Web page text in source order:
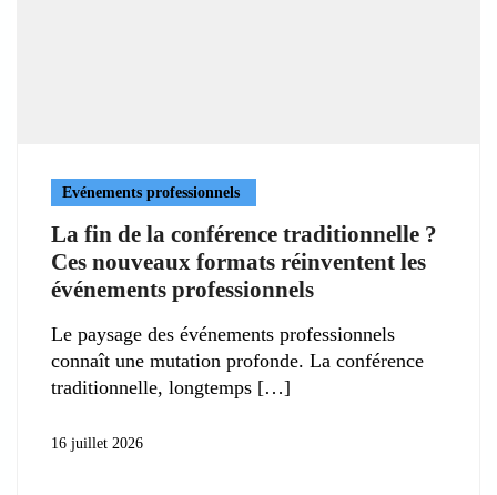
Evénements professionnels
La fin de la conférence traditionnelle ?
Ces nouveaux formats réinventent les
événements professionnels
Le paysage des événements professionnels
connaît une mutation profonde. La conférence
traditionnelle, longtemps
16 juillet 2026